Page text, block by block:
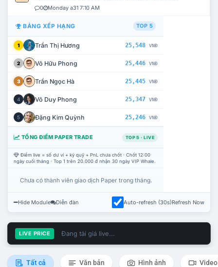
0 Monday a31 7:10 AM
BẢNG XẾP HẠNG TOP 5
1 Trần Thị Hương 25,548 VNĐ
2 Võ Hữu Phong 25,446 VNĐ
3 Trần Ngọc Hà 25,445 VNĐ
4 Võ Duy Phong 25,347 VNĐ
5 Đặng Kim Quỳnh 25,246 VNĐ
TỔNG ĐIỂM PAPER TRADE TOP 5 · LIVE
Điểm live = số dư ví + ký quỹ + PnL chưa chốt · Chốt 12:00
ngày cuối tháng · Top 1 trên 20.000 đ nhận 30 ngày VIP Whale.
Chưa có thành viên giao dịch Paper trong tháng.
Hide Module Diễn đàn Auto-refresh (30s)Refresh Now
LIVE PRICE Đang tải giá live...
Tất cả Văn bản Hình ảnh Video